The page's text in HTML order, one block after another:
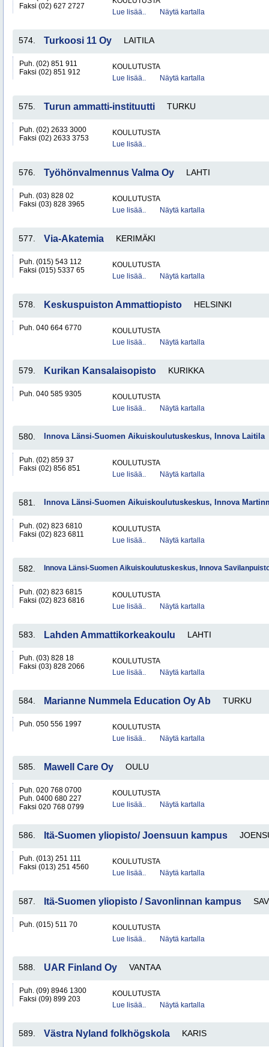
Faksi (02) 627 2727
Lue lisää..
Näytä kartalla
574. Turkoosi 11 Oy LAITILA
Puh. (02) 851 911
Faksi (02) 851 912
KOULUTUSTA
Lue lisää..
Näytä kartalla
575. Turun ammatti-instituutti TURKU
Puh. (02) 2633 3000
Faksi (02) 2633 3753
KOULUTUSTA
Lue lisää..
576. Työhönvalmennus Valma Oy LAHTI
Puh. (03) 828 02
Faksi (03) 828 3965
KOULUTUSTA
Lue lisää..
Näytä kartalla
577. Via-Akatemia KERIMÄKI
Puh. (015) 543 112
Faksi (015) 5337 65
KOULUTUSTA
Lue lisää..
Näytä kartalla
578. Keskuspuiston Ammattiopisto HELSINKI
Puh. 040 664 6770
KOULUTUSTA
Lue lisää..
Näytä kartalla
579. Kurikan Kansalaisopisto KURIKKA
Puh. 040 585 9305
KOULUTUSTA
Lue lisää..
Näytä kartalla
580. Innova Länsi-Suomen Aikuiskoulutuskeskus, Innova Laitila
Puh. (02) 859 37
Faksi (02) 856 851
KOULUTUSTA
Lue lisää..
Näytä kartalla
581. Innova Länsi-Suomen Aikuiskoulutuskeskus, Innova
Puh. (02) 823 6810
Faksi (02) 823 6811
KOULUTUSTA
Lue lisää..
Näytä kartalla
582. Innova Länsi-Suomen Aikuiskoulutuskeskus, Innova
Puh. (02) 823 6815
Faksi (02) 823 6816
KOULUTUSTA
Lue lisää..
Näytä kartalla
583. Lahden Ammattikorkeakoulu LAHTI
Puh. (03) 828 18
Faksi (03) 828 2066
KOULUTUSTA
Lue lisää..
Näytä kartalla
584. Marianne Nummela Education Oy Ab TURKU
Puh. 050 556 1997
KOULUTUSTA
Lue lisää..
Näytä kartalla
585. Mawell Care Oy OULU
Puh. 020 768 0700
Puh. 0400 680 227
Faksi 020 768 0799
KOULUTUSTA
Lue lisää..
Näytä kartalla
586. Itä-Suomen yliopisto/ Joensuun kampus
Puh. (013) 251 111
Faksi (013) 251 4560
KOULUTUSTA
Lue lisää..
Näytä kartalla
587. Itä-Suomen yliopisto / Savonlinnan kampus
Puh. (015) 511 70
KOULUTUSTA
Lue lisää..
Näytä kartalla
588. UAR Finland Oy VANTAA
Puh. (09) 8946 1300
Faksi (09) 899 203
KOULUTUSTA
Lue lisää..
Näytä kartalla
589. Västra Nyland folkhögskola KARIS